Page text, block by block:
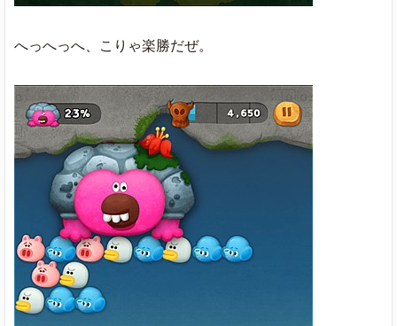
へっへっへ、こりゃ楽勝だぜ。